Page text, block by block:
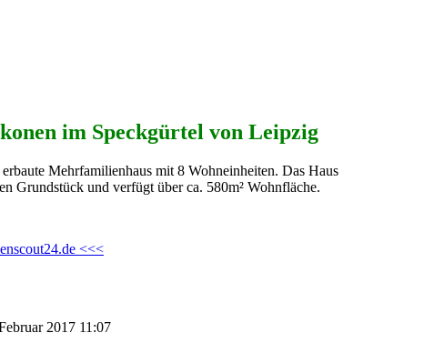
im Speckgürtel von Leipzig
Mehrfamilienhaus mit 8 Wohneinheiten. Das Haus
Grundstück und verfügt über ca. 580m² Wohnfläche.
<<<
2017 11:07